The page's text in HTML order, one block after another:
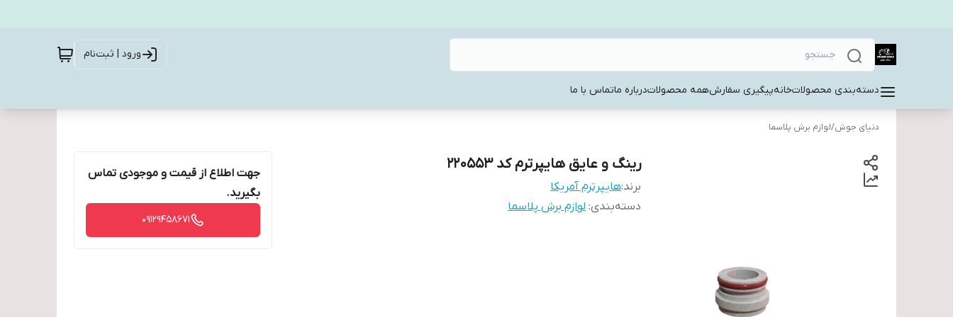
ورود | ثبت‌نام
دسته‌بندی محصولاتخانهپیگیری سفارشهمه محصولاتدرباره ماتماس با ما
دنیای جوش/لوازم برش پلاسما
رینگ و عایق هایپرترم کد 220553
برند:هایپرترم آمریکا
دسته‌بندی: لوازم برش پلاسما
جهت اطلاع از قیمت و موجودی تماس
بگیرید.
09129458671